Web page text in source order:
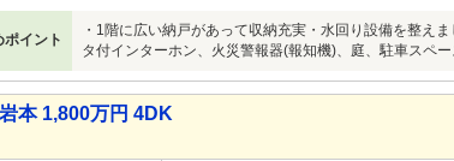
ポイント
・1階に広い納戸があって収納充実・水回り設備を整え
タ付インターホン、火災警報器(報知機)、庭、駐車スペ
本 1,800万円 4DK